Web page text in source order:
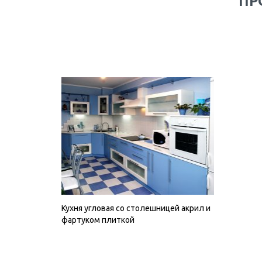
Кухня угловая со столешницей акрил и
фартуком плиткой